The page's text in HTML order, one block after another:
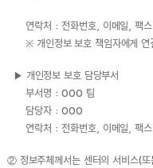
연락처 : 전화번호, 이메일, 팩스
※ 개인정보 보호 책임자에게 연
▶ 개인정보 보호 담당부서
부서명 : OOO 팀
담당자 : OOO
연락처 : 전화번호, 이메일, 팩스
② 정보주체께서는 센터의 서비스(